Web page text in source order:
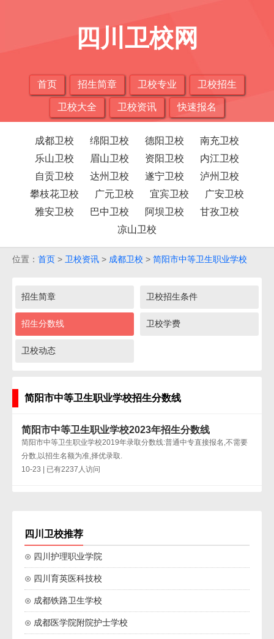
四川卫校网
首页 招生简章 卫校专业 卫校招生
卫校大全 卫校资讯 快速报名
成都卫校 绵阳卫校 德阳卫校
南充卫校
乐山卫校
眉山卫校 资阳卫校
内江卫校
自贡卫校
达州卫校 遂宁卫校
泸州卫校
攀枝花卫校
广元卫校 宜宾卫校
广安卫校
雅安卫校
巴中卫校 阿坝卫校
甘孜卫校
凉山卫校
位置： 首页 > 卫校资讯 > 成都卫校 > 简阳市中等卫生职业学校
招生简章 卫校招生条件
招生分数线 卫校学费
卫校动态
简阳市中等卫生职业学校招生分数线
简阳市中等卫生职业学校2023年招生分数线
简阳市中等卫生职业学校2019年录取分数线:普通中专直接报名,不需要
分数,以招生名额为准,择优录取.
10-23 | 已有2237人访问
四川卫校推荐
⊙ 四川护理职业学院
⊙ 四川育英医科技校
⊙ 成都铁路卫生学校
⊙ 成都医学院附院护士学校